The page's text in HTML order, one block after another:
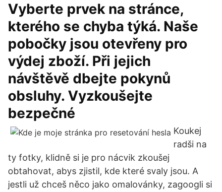
Vyberte prvek na stránce,
kterého se chyba týká. Naše
pobočky jsou otevřeny pro
výdej zboží. Při jejich
návštěvě dbejte pokynů
obsluhy. Vyzkoušejte
bezpečné
Koukej
radši na
ty fotky, klidně si je pro nácvik zkoušej
obtahovat, abys zjistil, kde které svaly jsou. A
jestli už chceš něco jako omalovánky, zagoogli si